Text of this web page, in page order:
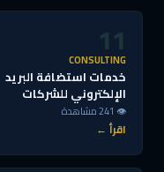
11
CONSULTING
خدمات استضافة البريد
الإلكتروني للشركات
👁 241 مشاهدة
اقرأ ←